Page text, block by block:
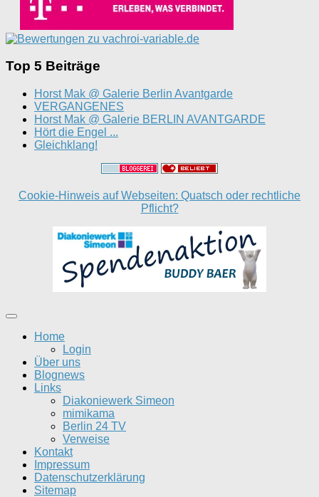
Top 5 Beiträge
Horst Mak @ Galerie Berlin Avantgarde
VERGANGENES
Horst Mak @ Galerie BERLIN AVANTGARDE
Hört die Engel ...
Gleichklang!
Cookie-Hinweis auf Webseiten: Quatsch oder rechtliche
Pflicht?
Home
Login
Über uns
Blognews
Links
Diakoniewerk Simeon
mimikama
Berlin 24 TV
Verweise
Kontakt
Impressum
Datenschutzerklärung
Sitemap